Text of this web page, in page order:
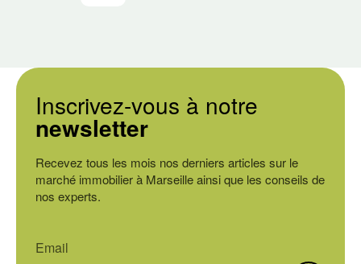
Inscrivez-vous à notre
newsletter
Recevez tous les mois nos derniers articles sur le
marché immobilier à Marseille ainsi que les conseils de
nos experts.